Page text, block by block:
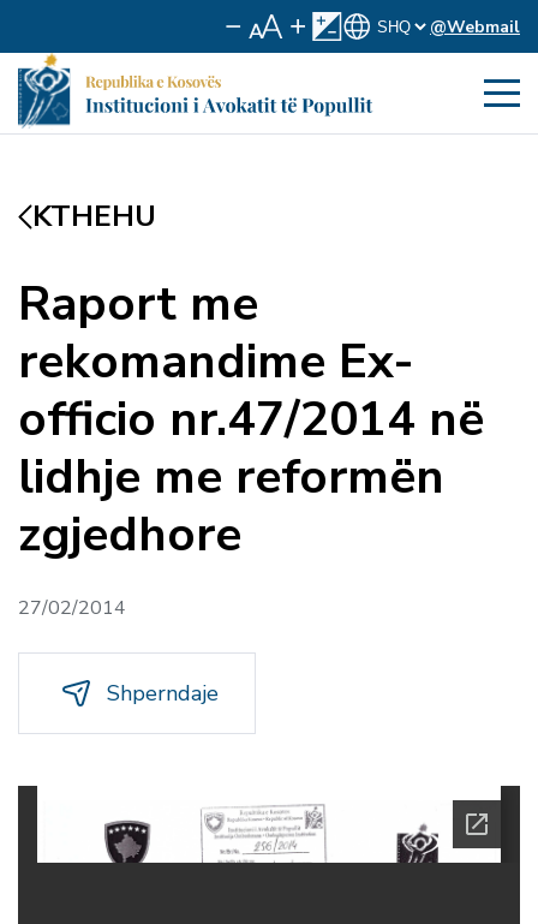
@Webmail
KTHEHU
Raport me
rekomandime Ex-
officio nr.47/2014 në
lidhje me reformën
zgjedhore
27/02/2014
Shperndaje